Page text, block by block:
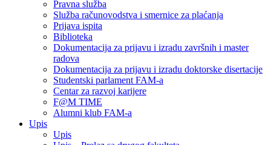
Pravna služba
Služba računovodstva i smernice za plaćanja
Prijava ispita
Biblioteka
Dokumentacija za prijavu i izradu završnih i master
radova
Dokumentacija za prijavu i izradu doktorske disertacije
Studentski parlament FAM-a
Centar za razvoj karijere
F@M TIME
Alumni klub FAM-a
Upis
Upis